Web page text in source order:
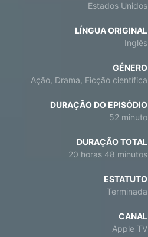
Estados Unidos
LÍNGUA ORIGINAL
Inglês
GÉNERO
Ação, Drama, Ficção científica
DURAÇÃO DO EPISÓDIO
52 minuto
DURAÇÃO TOTAL
20 horas 48 minutos
ESTATUTO
Terminada
CANAL
Apple TV